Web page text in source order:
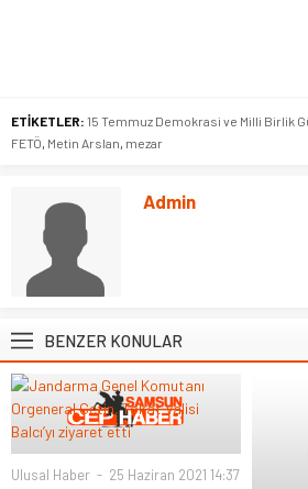
ETİKETLER: 15 Temmuz Demokrasi ve Milli Birlik
FETÖ, Metin Arslan, mezar
Admin
BENZER KONULAR
Ulusal Haber 25 Haziran 2021 14:37